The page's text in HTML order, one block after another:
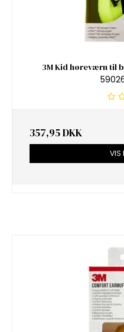
3M Kid høreværn til
357,95 DKK
VIS